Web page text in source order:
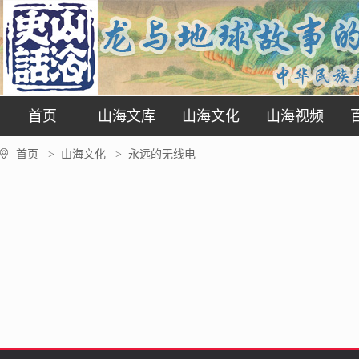
首页 山海文库 山海文化 山海视频
首页 > 山海文化 > 永远的无线电